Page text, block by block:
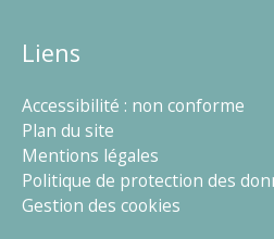
Liens
Accessibilité : non conforme
Plan du site
Mentions légales
Politique de protection des
Gestion des cookies